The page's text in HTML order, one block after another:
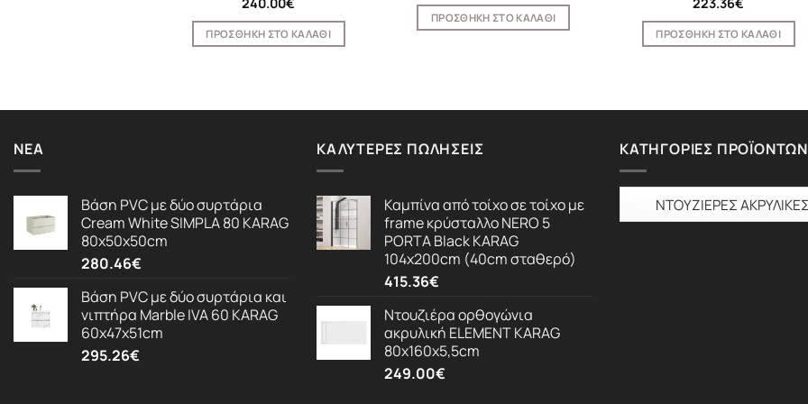
240.00€
ΠΡΟΣΘΉΚΗ ΣΤΟ ΚΑΛΆΘΙ
ΠΡΟΣΘΉΚΗ ΣΤΟ ΚΑΛΆΘΙ
223.36€
ΠΡΟΣΘΉΚΗ ΣΤΟ ΚΑΛΆΘΙ
ΝΈΑ
Βάση PVC με δύο συρτάρια
Cream White SIMPLA 80 KARAG
80x50x50cm
280.46€
Βάση PVC με δύο συρτάρια και
νιπτήρα Marble IVA 60 KARAG
60x47x51cm
295.26€
ΚΑΛΎΤΕΡΕΣ ΠΩΛΉΣΕΙΣ
Καμπίνα από τοίχο σε τοίχο με
frame κρύσταλλο NERO 5
PORTA Black KARAG
104x200cm (40cm σταθερό)
415.36€
Ντουζιέρα ορθογώνια
ακρυλική ELEMENT KARAG
80x160x5,5cm
249.00€
ΚΑΤΗΓΟΡΊΕΣ ΠΡΟΪΌΝΤΩΝ